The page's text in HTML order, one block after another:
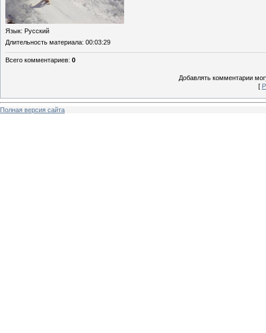
Язык: Русский
Длительность материала: 00:03:29
Всего комментариев: 0
Добавлять комментарии
[
Полная версия сайта